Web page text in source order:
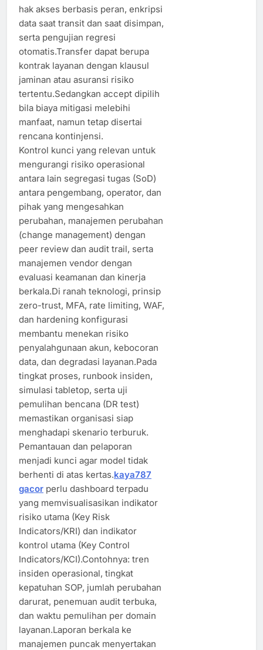
hak akses berbasis peran, enkripsi
data saat transit dan saat disimpan,
serta pengujian regresi
otomatis.Transfer dapat berupa
kontrak layanan dengan klausul
jaminan atau asuransi risiko
tertentu.Sedangkan accept dipilih
bila biaya mitigasi melebihi
manfaat, namun tetap disertai
rencana kontinjensi.
Kontrol kunci yang relevan untuk
mengurangi risiko operasional
antara lain segregasi tugas (SoD)
antara pengembang, operator, dan
pihak yang mengesahkan
perubahan, manajemen perubahan
(change management) dengan
peer review dan audit trail, serta
manajemen vendor dengan
evaluasi keamanan dan kinerja
berkala.Di ranah teknologi, prinsip
zero-trust, MFA, rate limiting, WAF,
dan hardening konfigurasi
membantu menekan risiko
penyalahgunaan akun, kebocoran
data, dan degradasi layanan.Pada
tingkat proses, runbook insiden,
simulasi tabletop, serta uji
pemulihan bencana (DR test)
memastikan organisasi siap
menghadapi skenario terburuk.
Pemantauan dan pelaporan
menjadi kunci agar model tidak
berhenti di atas kertas.kaya787
gacor perlu dashboard terpadu
yang memvisualisasikan indikator
risiko utama (Key Risk
Indicators/KRI) dan indikator
kontrol utama (Key Control
Indicators/KCI).Contohnya: tren
insiden operasional, tingkat
kepatuhan SOP, jumlah perubahan
darurat, penemuan audit terbuka,
dan waktu pemulihan per domain
layanan.Laporan berkala ke
manajemen puncak menyertakan